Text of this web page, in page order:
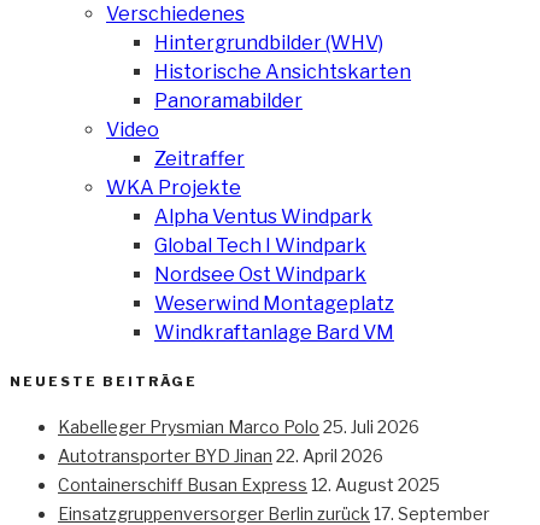
Verschiedenes
Hintergrundbilder (WHV)
Historische Ansichtskarten
Panoramabilder
Video
Zeitraffer
WKA Projekte
Alpha Ventus Windpark
Global Tech I Windpark
Nordsee Ost Windpark
Weserwind Montageplatz
Windkraftanlage Bard VM
NEUESTE BEITRÄGE
Kabelleger Prysmian Marco Polo 25. Juli 2026
Autotransporter BYD Jinan 22. April 2026
Containerschiff Busan Express 12. August 2025
Einsatzgruppenversorger Berlin zurück 17. September